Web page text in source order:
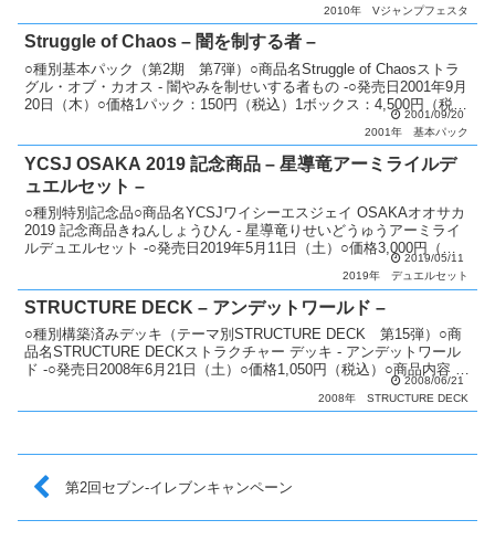
2010年
Vジャンプフェスタ
Struggle of Chaos – 闇を制する者 –
○種別基本パック（第2期 第7弾）○商品名Struggle of Chaosストラ
グル・オブ・カオス - 闇やみを制せいする者もの -○発売日2001年9月
20日（木）○価格1パック：150円（税込）1ボックス：4,500円（税
2001/09/20
2001年
基本パック
YCSJ OSAKA 2019 記念商品 – 星導竜アーミライルデ
ュエルセット –
○種別特別記念品○商品名YCSJワイシーエスジェイ OSAKAオオサカ
2019 記念商品きねんしょうひん - 星導竜りせいどうゅうアーミライ
ルデュエルセット -○発売日2019年5月11日（土）○価格3,000円（税
2019/05/11
2019年
デュエルセット
STRUCTURE DECK – アンデットワールド –
○種別構築済みデッキ（テーマ別STRUCTURE DECK 第15弾）○商
品名STRUCTURE DECKストラクチャー デッキ - アンデットワール
ド -○発売日2008年6月21日（土）○価格1,050円（税込）○商品内容 構
2008/06/21
2008年
STRUCTURE DECK
第2回セブン-イレブンキャンペーン